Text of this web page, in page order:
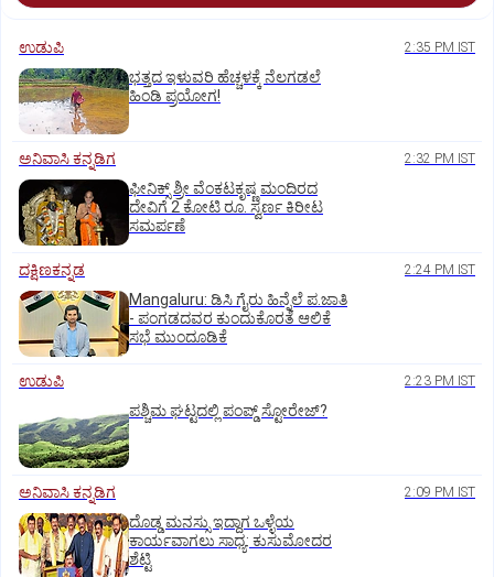
ಉಡುಪಿ 2:35 PM IST
ಭತ್ತದ ಇಳುವರಿ ಹೆಚ್ಚಳಕ್ಕೆ ನೆಲಗಡಲೆ
ಹಿಂಡಿ ಪ್ರಯೋಗ!
ಅನಿವಾಸಿ ಕನ್ನಡಿಗ 2:32 PM IST
ಫೀನಿಕ್ಸ್ ಶ್ರೀ ವೆಂಕಟಕೃಷ್ಣ ಮಂದಿರದ
ದೇವಿಗೆ 2 ಕೋಟಿ ರೂ. ಸ್ವರ್ಣ ಕಿರೀಟ
ಸಮರ್ಪಣೆ
ದಕ್ಷಿಣಕನ್ನಡ 2:24 PM IST
Mangaluru: ಡಿಸಿ ಗೈರು ಹಿನ್ನೆಲೆ ಪ.ಜಾತಿ
- ಪಂಗಡದವರ ಕುಂದುಕೊರತೆ ಆಲಿಕೆ
ಸಭೆ ಮುಂದೂಡಿಕೆ
ಉಡುಪಿ 2:23 PM IST
ಪಶ್ಚಿಮ ಘಟ್ಟದಲ್ಲಿ ಪಂಪ್ಡ್ ಸ್ಟೋರೇಜ್‌?
ಅನಿವಾಸಿ ಕನ್ನಡಿಗ 2:09 PM IST
ದೊಡ್ಡ ಮನಸ್ಸು ಇದ್ದಾಗ ಒಳ್ಳೆಯ
ಕಾರ್ಯವಾಗಲು ಸಾಧ್ಯ: ಕುಸುಮೋದರ
ಶೆಟ್ಟಿ